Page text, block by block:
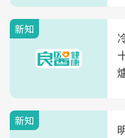
新知
新知